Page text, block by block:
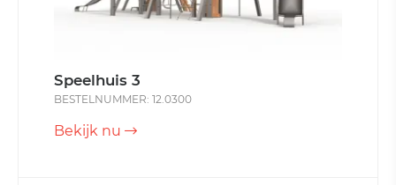
Speelhuis 3
BESTELNUMMER: 12.0300
Bekijk nu